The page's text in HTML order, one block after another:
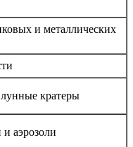
и металлических
кратеры
аэрозоли